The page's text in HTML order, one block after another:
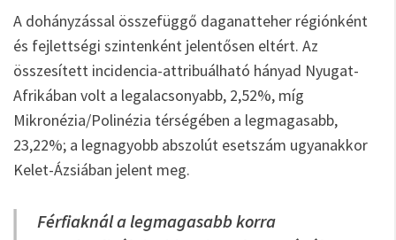
A dohányzással összefüggő daganatteher régiónként
és fejlettségi szintenként jelentősen eltért. Az
összesített incidencia-attribuálható hányad Nyugat-
Afrikában volt a legalacsonyabb, 2,52%, míg
Mikronézia/Polinézia térségében a legmagasabb,
23,22%; a legnagyobb abszolút esetszám ugyanakkor
Kelet-Ázsiában jelent meg.
Férfiaknál a legmagasabb korra